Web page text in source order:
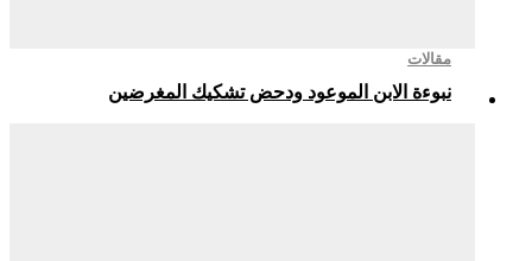
نبوءة الابن الموعود ودحض تشكيك المغرضين